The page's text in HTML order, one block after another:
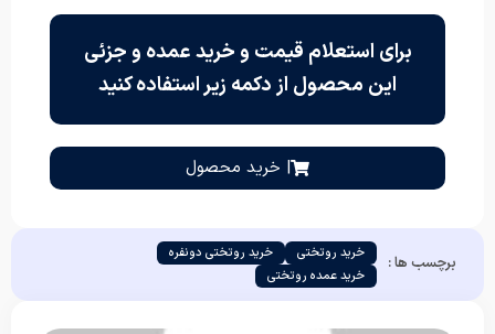
برای استعلام قیمت و خرید عمده و جزئی
این محصول از دکمه زیر استفاده کنید
| خرید محصول
برچسب ها : خرید روتختی
خرید روتختی دونفره
خرید عمده روتختی